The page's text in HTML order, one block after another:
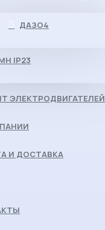
ДАЗО4
IP23
ЭЛЕКТРОДВИГАТЕЛЕЙ
И ДОСТАВКА